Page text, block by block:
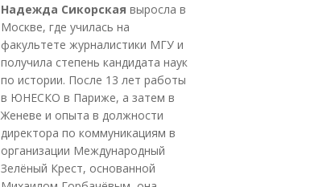
Надежда Сикорская выросла в
Москве, где училась на
факультете журналистики МГУ и
получила степень кандидата наук
по истории. После 13 лет работы
в ЮНЕСКО в Париже, а затем в
Женеве и опыта в должности
директора по коммуникациям в
организации Международный
Зелёный Крест, основанной